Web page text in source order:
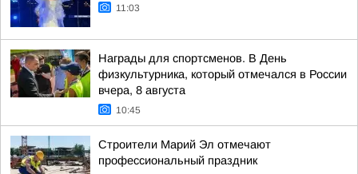
11:03
Награды для спортсменов. В День
физкультурника, который отмечался в России
вчера, 8 августа
10:45
Строители Марий Эл отмечают
профессиональный праздник